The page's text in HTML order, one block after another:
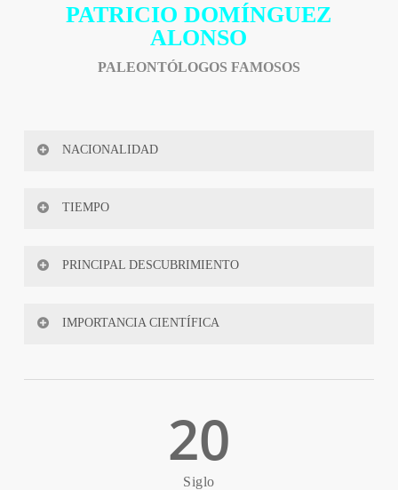
PATRICIO DOMÍNGUEZ
ALONSO
PALEONTÓLOGOS FAMOSOS
NACIONALIDAD
TIEMPO
PRINCIPAL DESCUBRIMIENTO
IMPORTANCIA CIENTÍFICA
20
Siglo